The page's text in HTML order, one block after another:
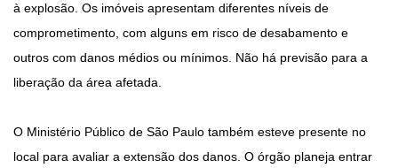
à explosão. Os imóveis apresentam diferentes níveis de
comprometimento, com alguns em risco de desabamento e
outros com danos médios ou mínimos. Não há previsão para a
liberação da área afetada.
O Ministério Público de São Paulo também esteve presente no
local para avaliar a extensão dos danos. O órgão planeja entrar